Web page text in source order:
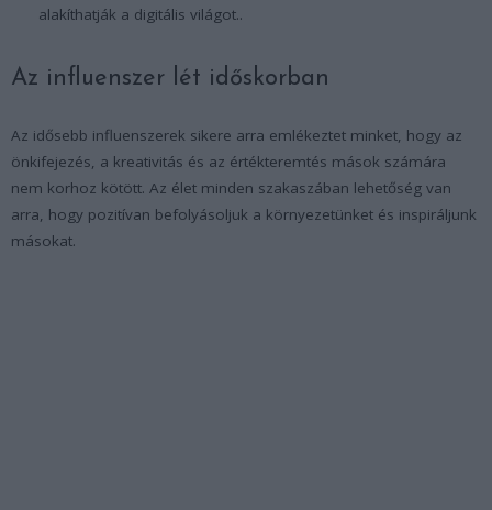
alakíthatják a digitális világot..
Az influenszer lét időskorban
Az idősebb influenszerek sikere arra emlékeztet minket, hogy az
önkifejezés, a kreativitás és az értékteremtés mások számára
nem korhoz kötött. Az élet minden szakaszában lehetőség van
arra, hogy pozitívan befolyásoljuk a környezetünket és inspiráljunk
másokat.